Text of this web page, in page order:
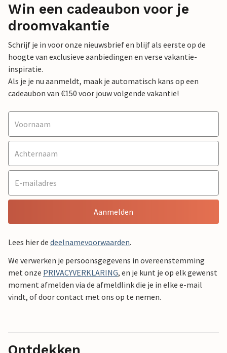
Win een cadeaubon voor je
droomvakantie
Schrijf je in voor onze nieuwsbrief en blijf als eerste op de
hoogte van exclusieve aanbiedingen en verse vakantie-
inspiratie.
Als je je nu aanmeldt, maak je automatisch kans op een
cadeaubon van €150 voor jouw volgende vakantie!
Aanmelden
Lees hier de deelnamevoorwaarden.
We verwerken je persoonsgegevens in overeenstemming
met onze PRIVACYVERKLARING, en je kunt je op elk gewenst
moment afmelden via de afmeldlink die je in elke e-mail
vindt, of door contact met ons op te nemen.